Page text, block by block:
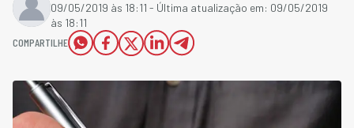
09/05/2019 às 18:11 - Última atualização em: 09/05/2019
às 18:11
COMPARTILHE